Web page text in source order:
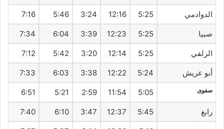
الدوادمي 5:25
12:16
3:24
5:46
7:16
صبيا 5:25
12:23
3:39
6:04
7:34
الزلفي 5:25
12:14
3:20
5:42
7:12
أبو عريش 5:24
12:22
3:38
6:03
7:33
صفوى 5:05
11:54
2:59
5:21
6:51
رابغ 5:45
12:37
3:47
6:10
7:40